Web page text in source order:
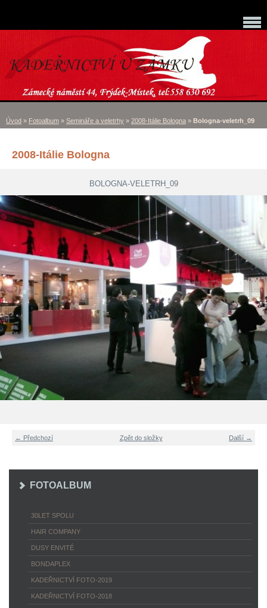
Úvod » Fotoalbum » Semináře a veletrhy » 2008-Itálie Bologna » Bologna-veletrh_09
2008-Itálie Bologna
BOLOGNA-VELETRH_09
← Předchozí Další →
Zpět do složky
FOTOALBUM
30LET SPOLU
HAIR COMPANY
DUSY ENVITÉ
BONDAPLEX
KADEŘNICTVÍ FOTO-2019
KADEŘNICTVÍ FOTO-2018